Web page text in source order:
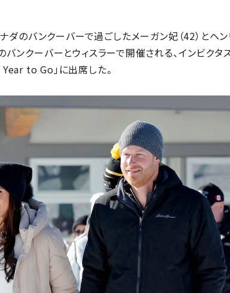
ダのバンクーバーで過ごしたメーガン妃（42）とヘ
バンクーバーとウィスラーで開催される、インビクタ
Year to Go」に出席した。